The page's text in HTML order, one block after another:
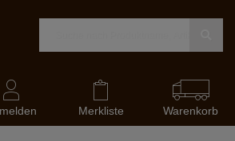
Merkliste Warenkorb